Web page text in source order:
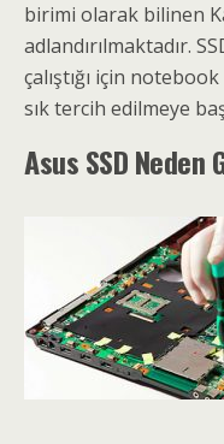
birimi olarak bilinen
adlandırılmaktadır.
çalıştığı için
sık tercih edilmeye
Asus SSD